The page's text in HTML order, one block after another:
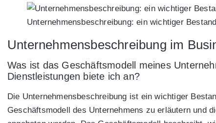
Unternehmensbeschreibung: ein wichtiger
Unternehmensbeschreibung im
Was ist das Geschäftsmodell meines
Dienstleistungen biete ich an?
Die Unternehmensbeschreibung ist ein wichtiger
Geschäftsmodell des Unternehmens zu erläutern und